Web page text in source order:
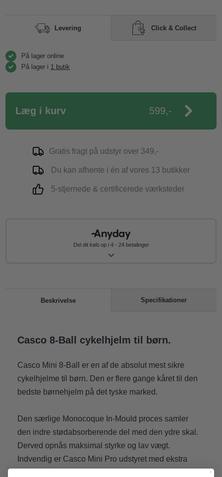
Levering Click & Collect
På lager online
På lager i 1 butik
Læg i kurv 599,-
Gratis fragt på udstyr over 349,-
Du kan afhente i én af vores 13 butikker
5-stjernede & certificerede værksteder
Del dit køb op i 4 - 24 betalinger
Beskrivelse Specifikationer
Casco 8-Ball cykelhjelm til børn.
Casco Mini 8-Ball er en af de absolut mest sikre
cykelhjelme til børn. Den er flere gange kåret til den
bedste børnehjelm på det tyske marked.
Den særlige Monocoque In-Mould proces samler
den indre stødabsorberende del med den ydre skal.
Derved opnås maksimal styrke og lav vægt.
Indvendig er Casco Mini Pro udstyret med ekstra